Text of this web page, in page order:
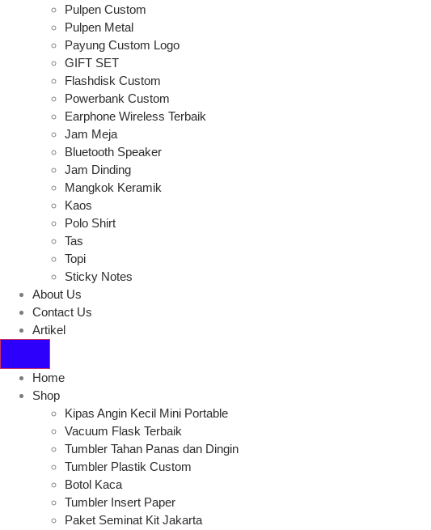
Pulpen Custom
Pulpen Metal
Payung Custom Logo
GIFT SET
Flashdisk Custom
Powerbank Custom
Earphone Wireless Terbaik
Jam Meja
Bluetooth Speaker
Jam Dinding
Mangkok Keramik
Kaos
Polo Shirt
Tas
Topi
Sticky Notes
About Us
Contact Us
Artikel
Home
Shop
Kipas Angin Kecil Mini Portable
Vacuum Flask Terbaik
Tumbler Tahan Panas dan Dingin
Tumbler Plastik Custom
Botol Kaca
Tumbler Insert Paper
Paket Seminat Kit Jakarta